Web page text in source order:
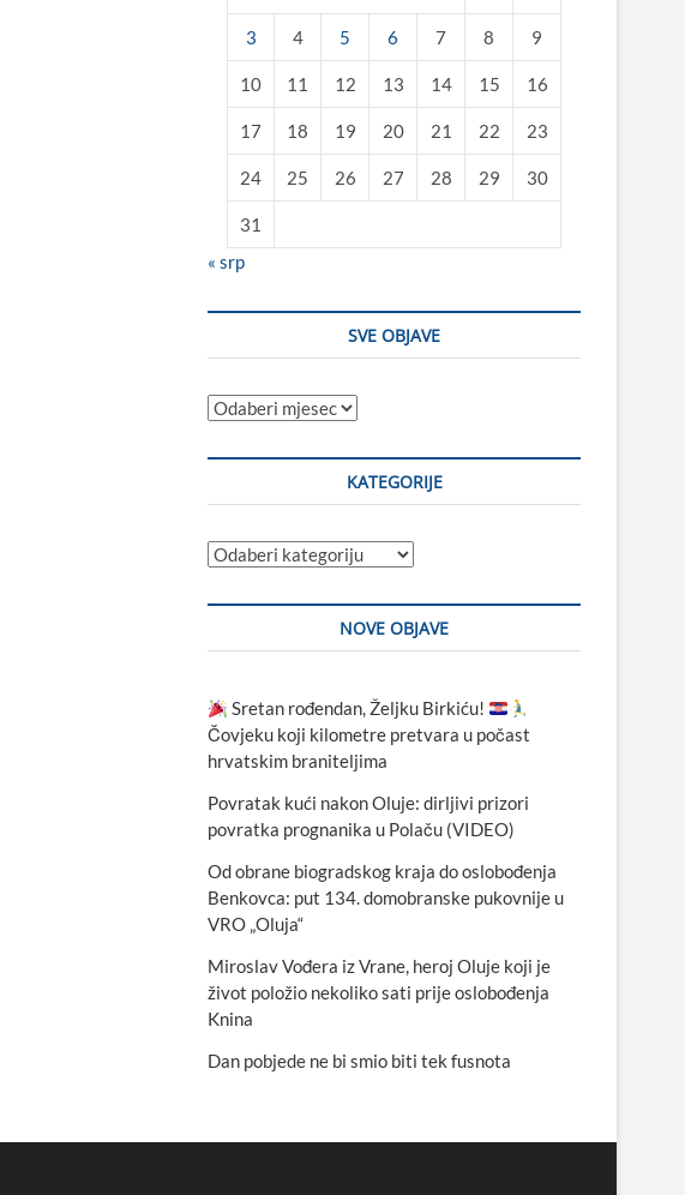
3 4 5 6 7 8 9
10 11 12 13 14 15 16
17 18 19 20 21 22 23
24 25 26 27 28 29 30
31
« srp
SVE OBJAVE
Sve
KATEGORIJE
Kategorije
NOVE OBJAVE
Sretan rođendan, Željku Birkiću!
Čovjeku koji kilometre pretvara u počast
hrvatskim braniteljima
Povratak kući nakon Oluje: dirljivi prizori
povratka prognanika u Polaču (VIDEO)
Od obrane biogradskog kraja do oslobođenja
Benkovca: put 134. domobranske pukovnije u
VRO „Oluja“
Miroslav Vođera iz Vrane, heroj Oluje koji je
život položio nekoliko sati prije oslobođenja
Knina
Dan pobjede ne bi smio biti tek fusnota